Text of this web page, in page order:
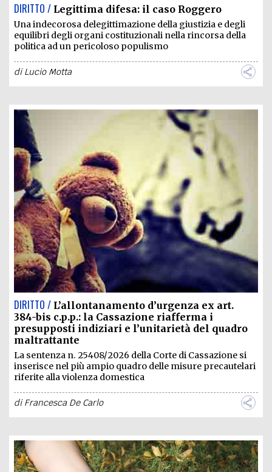
DIRITTO / Legittima difesa: il caso Roggero
Una indecorosa delegittimazione della giustizia e degli
equilibri degli organi costituzionali nella rincorsa della
politica ad un pericoloso populismo
diLucio Motta
DIRITTO / L’allontanamento d’urgenza ex art.
384-bis c.p.p.: la Cassazione riafferma i
presupposti indiziari e l’unitarietà del quadro
maltrattante
La sentenza n. 25408/2026 della Corte di Cassazione si
inserisce nel più ampio quadro delle misure precautelari
riferite alla violenza domestica
diFrancesca De Carlo